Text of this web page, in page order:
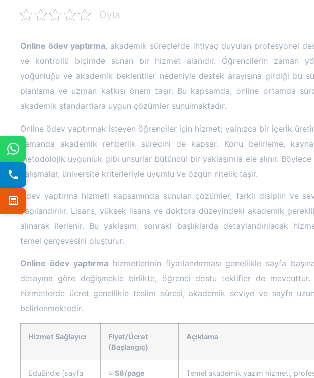
Oyla
Online ödev yaptırma, akademik süreçlerde ihtiyaç duyulan profesyonel
ve kontrollü biçimde sunan bir hizmet alanıdır. Öğrencilerin zaman
yoğunluğu ve akademik beklentiler nedeniyle destek arayışına girdiği bu
planlama ve uzman katkısı önem taşır. Bu kapsamda, online ortamda
akademik standartlara uygun çözümler sunulmaktadır.
Online ödev yaptırmak isteyen öğrenciler için hizmet; yalnızca bir içerik
zamanda akademik rehberlik sürecini de kapsar. Konu belirleme,
metodolojik uygunluk gibi unsurlar bütüncül bir yaklaşımla ele alınır.
çalışmalar, üniversite kriterleriyle uyumlu ve özgün nitelik taşır.
Ödev yaptırma hizmeti kapsamında sunulan çözümler, farklı disiplin ve
yapılandırılır. Lisans, yüksek lisans ve doktora düzeyindeki akademik
alınarak ilerlenir. Bu yaklaşım, sonraki başlıklarda detaylandırılacak
temel çerçevesini oluşturur.
Online ödev yaptırmahizmetlerinin fiyatlandırması genellikle sayfa
detayına göre değişmekle birlikte, öğrenci dostu teklifler de mevcuttur.
hizmetlerde ücret genellikle teslim süresi, akademik seviye ve sayfa
belirlenmektedir.
Hizmet Sağlayıcı
Fiyat/Ücret
(Başlangıç)
Açıklama
EduBirdie (sayfa
≈ $8/page
Temel akademik yazım hizmeti,